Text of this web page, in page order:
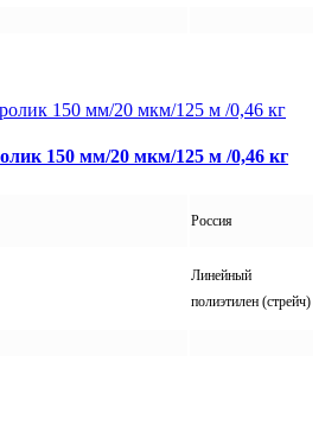
150 мм/20 мкм/125 м /0,46 кг
Россия
Линейный
полиэтилен (стрейч)